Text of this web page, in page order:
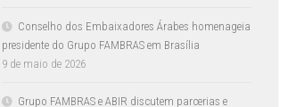
Conselho dos Embaixadores Árabes homenageia
presidente do Grupo FAMBRAS em Brasília
9 de maio de 2026
Grupo FAMBRAS e ABIR discutem parcerias e